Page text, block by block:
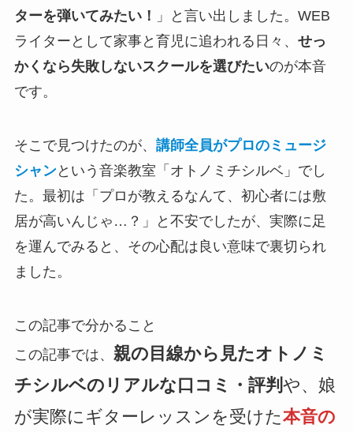
ターを弾いてみたい！
」と言い出しました。WEB
ライターとして家事と育児に追われる日々、 せっ
かくなら失敗しないスクールを選びたいのが本音
です。
そこで見つけたのが、 講師全員がプロのミュージ
シャンという音楽教室「オトノミチシルベ」でし
た。最初は「プロが教えるなんて、初心者には敷
居が高いんじゃ…？」と不安でしたが、実際に足
を運んでみると、その心配は良い意味で裏切られ
ました。
この記事で分かること
この記事では、 親の目線から見たオトノミ
チシルベのリアルな口コミ・評判や、娘
が実際にギターレッスンを受けた本音の